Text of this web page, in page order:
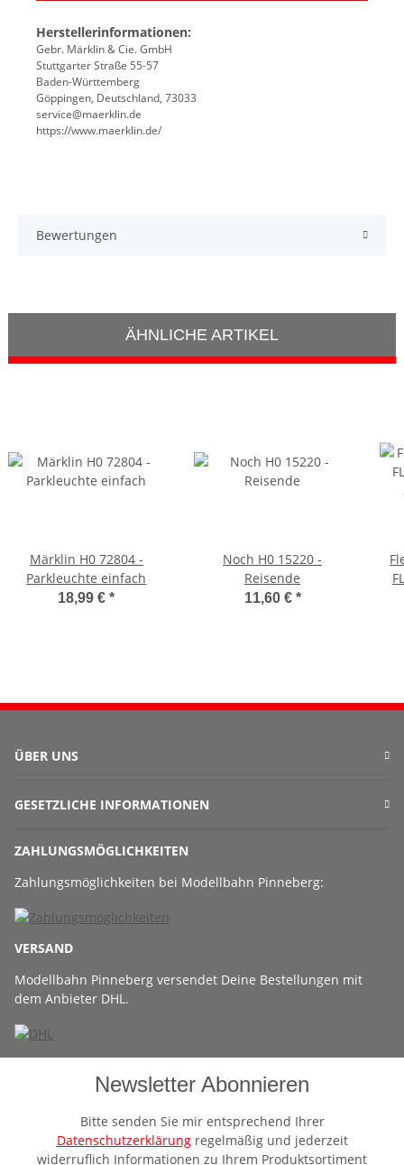
Herstellerinformationen:
Gebr. Märklin & Cie. GmbH
Stuttgarter Straße 55-57
Baden-Württemberg
Göppingen, Deutschland, 73033
service@maerklin.de
https://www.maerklin.de/
Bewertungen
ÄHNLICHE ARTIKEL
Märklin H0 72804 -
Parkleuchte einfach
18,99 €*
Noch H0 15220 -
Reisende
11,60 € *
ÜBER UNS
GESETZLICHE INFORMATIONEN
ZAHLUNGSMÖGLICHKEITEN
Zahlungsmöglichkeiten bei Modellbahn Pinneberg:
VERSAND
Modellbahn Pinneberg versendet Deine Bestellungen mit
dem Anbieter DHL.
Newsletter Abonnieren
Bitte senden Sie mir entsprechend Ihrer
Datenschutzerklärungregelmäßig und jederzeit
widerruflich Informationen zu Ihrem Produktsortiment